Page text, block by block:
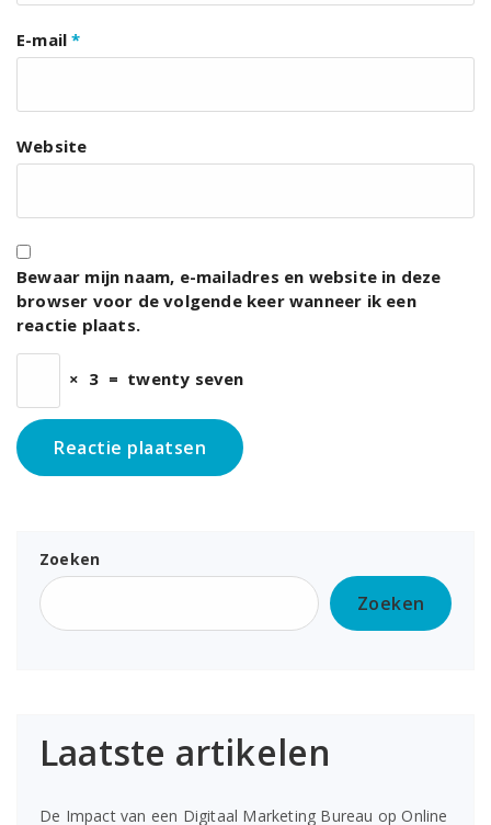
E-mail*
Website
Bewaar mijn naam, e-mailadres en website in deze
browser voor de volgende keer wanneer ik een
reactie plaats.
× 3 = twenty seven
Zoeken
Zoeken
Laatste artikelen
De Impact van een Digitaal Marketing Bureau op Online